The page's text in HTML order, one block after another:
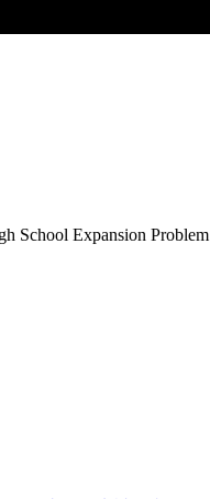
School Expansion Problem